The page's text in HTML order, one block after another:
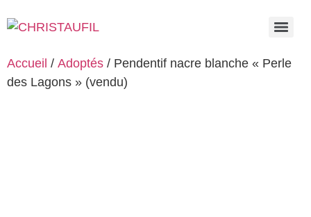
Accueil / Adoptés / Pendentif nacre blanche « Perle
des Lagons » (vendu)